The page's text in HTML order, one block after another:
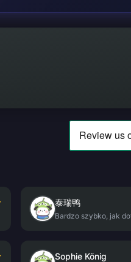
泰瑞鸭
Bardzo szybko, jak
Sophie König